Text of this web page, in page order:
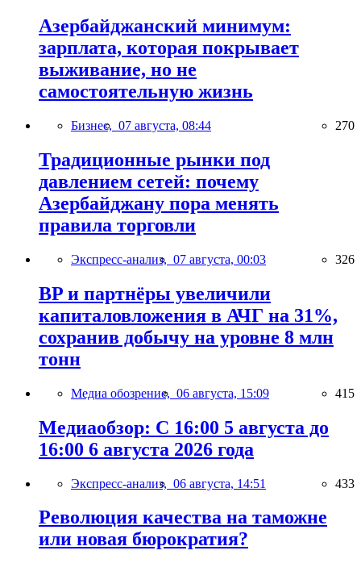
Азербайджанский минимум:
зарплата, которая покрывает
выживание, но не
самостоятельную жизнь
Бизнес, 07 августа, 08:44 270
Традиционные рынки под
давлением сетей: почему
Азербайджану пора менять
правила торговли
Экспресс-анализ, 07 августа, 00:03 326
BP и партнёры увеличили
капиталовложения в АЧГ на 31%,
сохранив добычу на уровне 8 млн
тонн
Медиа обозрение, 06 августа, 15:09 415
Медиаобзор: С 16:00 5 августа до
16:00 6 августа 2026 года
Экспресс-анализ, 06 августа, 14:51 433
Революция качества на таможне
или новая бюрократия?